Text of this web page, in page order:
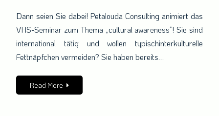
Kompetenzen
Dann seien Sie dabei! Petalouda Consulting animiert das
VHS-Seminar zum Thema „cultural awareness“! Sie sind
international tätig und wollen typischinterkulturelle
Fettnäpfchen vermeiden? Sie haben bereits…
Read More